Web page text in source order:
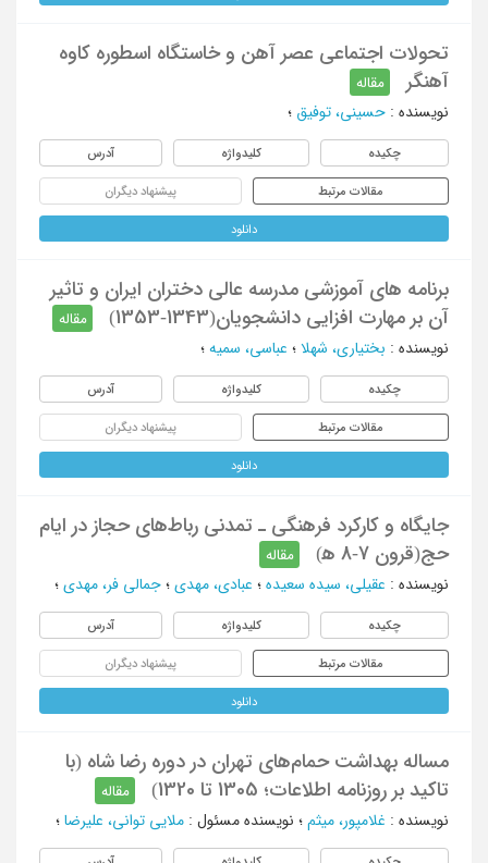
تحولات اجتماعی عصر آهن و خاستگاه اسطوره کاوه
آهنگر
مقاله
نویسنده : حسینی، توفیق ؛
چکیده کلیدواژه آدرس
مقالات مرتبط پیشنهاد دیگران
دانلود
برنامه های آموزشی مدرسه عالی دختران ایران و تاثیر
آن بر مهارت افزایی دانشجویان(1343-1353)
مقاله
نویسنده : بختیاری، شهلا ؛ عباسی، سمیه ؛
چکیده کلیدواژه آدرس
مقالات مرتبط پیشنهاد دیگران
دانلود
جایگاه و کارکرد فرهنگی ـ‌ تمدنی رباط‌های حجاز در ایام
حج(قرون 7-8 ه‍)
مقاله
نویسنده : عقیلی، سیده سعیده ؛ عبادی، مهدی ؛ جمالی فر، مهدی ؛
چکیده کلیدواژه آدرس
مقالات مرتبط پیشنهاد دیگران
دانلود
مساله بهداشت حمام‌های تهران در دوره رضا شاه (با
تاکید بر روزنامه اطلاعات؛ 1305 تا 1320)
مقاله
نویسنده : غلامپور، میثم ؛ نویسنده مسئول : ملایی توانی، علیرضا ؛